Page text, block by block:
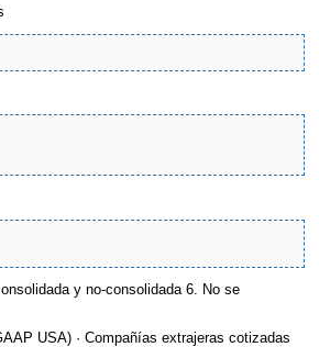
y no-consolidada 6. No se
USA) · Compañías extrajeras cotizadas